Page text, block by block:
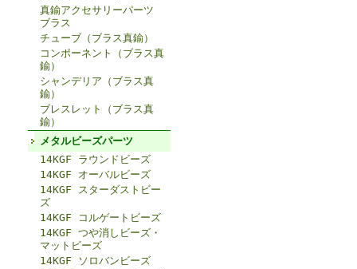
真鍮アクセサリーパーツ
ブラス
チューブ（ブラス真鍮）
コンポーネント（ブラス真
鍮）
シャンデリア（ブラス真
鍮）
ブレスレット（ブラス真
鍮）
メタルビーズパーツ
14KGF ラウンドビーズ
14KGF オーバルビーズ
14KGF スターダストビー
ズ
14KGF コルゲートビーズ
14KGF つや消しビーズ・
マットビーズ
14KGF ソロバンビーズ